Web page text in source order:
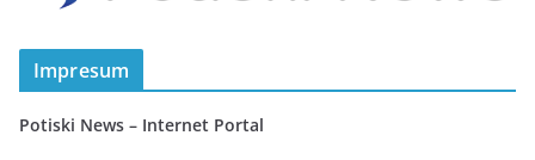
Impresum
Potiski News – Internet Portal